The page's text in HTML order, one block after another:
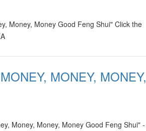
Money, Money Good Feng Shui" Click the
MONEY, MONEY,
Money, Money, Money Good Feng Shui" -